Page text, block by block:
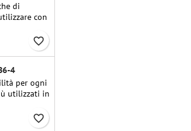
di
con
favorite_border
4
per ogni
utilizzati in
4 è il
la grande
favorite_border